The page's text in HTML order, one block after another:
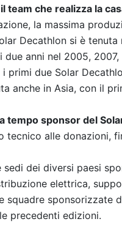
il team che realizza la
la massima
Decathlon si è
anni nel 2005, 2007,
primi due Solar
anche in Asia, con il
tempo sponsor del
tecnico alle donazioni,
sedi dei diversi paesi
elettrica,
squadre sponsorizzate
precedenti edizioni.